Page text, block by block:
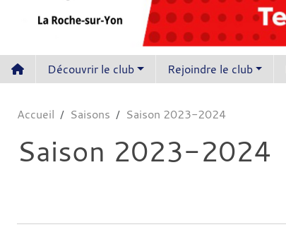
Découvrir le club Rejoindre le club
Accueil Saisons Saison 2023-2024
Saison 2023-2024